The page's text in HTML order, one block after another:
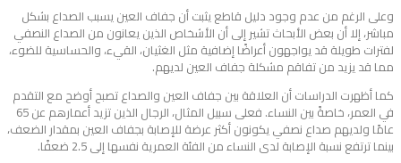
وعلى الرغم من عدم وجود دليل قاطع يثبت أن جفاف العين يسبب الصداع بشكل
مباشر، إلا أن بعض الأبحاث تشير إلى أن الأشخاص الذين يعانون من الصداع النصفي
لفترات طويلة قد يواجهون أعراضًا إضافية مثل الغثيان، القيء، والحساسية للضوء،
مما قد يزيد من تفاقم مشكلة جفاف العين لديهم.
كما أظهرت الدراسات أن العلاقة بين جفاف العين والصداع تصبح أوضح مع التقدم
في العمر، خاصةً بين النساء. فعلى سبيل المثال، الرجال الذين تزيد أعمارهم عن 65
عامًا ولديهم صداع نصفي يكونون أكثر عرضة للإصابة بجفاف العين بمقدار الضعف،
بينما ترتفع نسبة الإصابة لدى النساء من الفئة العمرية نفسها إلى 2.5 ضعفًا.